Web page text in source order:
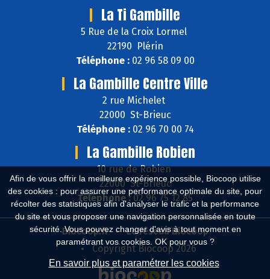
Afin de vous offrir la meilleure expérience possible, Biocoop utilise
des cookies : pour assurer une performance optimale du site, pour
récolter des statistiques afin d'analyser le trafic et la performance
du site et vous proposer une navigation personnalisée en toute
sécurité. Vous pouvez changer d'avis à tout moment en
paramétrant vos cookies. OK pour vous ?
En savoir plus et paramétrer les cookies
La Ti Gambille
5 Rue de la Croix Lormel
22190 Plérin
Téléphone :02 96 58 09 00
La Gambille Centre Ville
2 rue Michelet
22000 St-Brieuc
Téléphone :02 96 70 00 74
La Gambille Robien
10 rue de Robien
22000 St-Brieuc
Téléphone : 02 96 75 12 85
Biocoop.fr
Le réseau Biocoop
Copyright Biocoop 2026